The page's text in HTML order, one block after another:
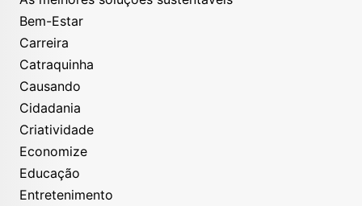
Bem-Estar
Carreira
Catraquinha
Causando
Cidadania
Criatividade
Economize
Educação
Entretenimento